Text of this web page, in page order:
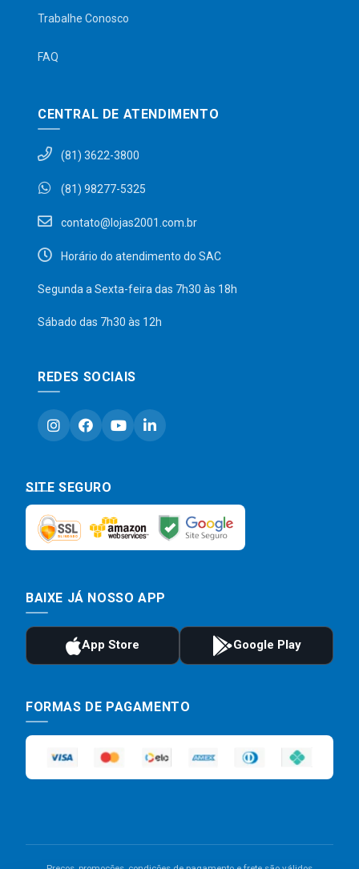
Trabalhe Conosco
FAQ
CENTRAL DE ATENDIMENTO
(81) 3622-3800
(81) 98277-5325
contato@lojas2001.com.br
Horário do atendimento do SAC
Segunda a Sexta-feira das 7h30 às 18h
Sábado das 7h30 às 12h
REDES SOCIAIS
SITE SEGURO
BAIXE JÁ NOSSO APP
FORMAS DE PAGAMENTO